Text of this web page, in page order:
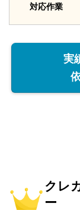
対応作業
実
クレ
ー